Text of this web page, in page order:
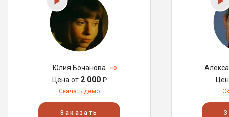
Юлия Бочанова
Цена от 2 000₽
Скачать демо
Заказать